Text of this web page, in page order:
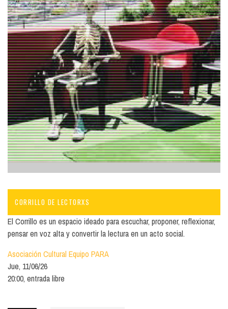
CORRILLO DE LECTORXS
El Corrillo es un espacio ideado para escuchar, proponer, reflexionar,
pensar en voz alta y convertir la lectura en un acto social.
Asociación Cultural Equipo PARA
Jue, 11/06/26
20:00, entrada libre